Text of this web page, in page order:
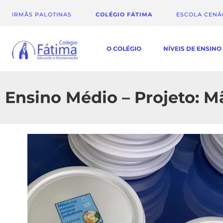
IRMÃS PALOTINAS COLÉGIO FÁTIMA ESCOLA
O COLÉGIO NÍVEIS DE ENSINO
Ensino Médio – Projeto: